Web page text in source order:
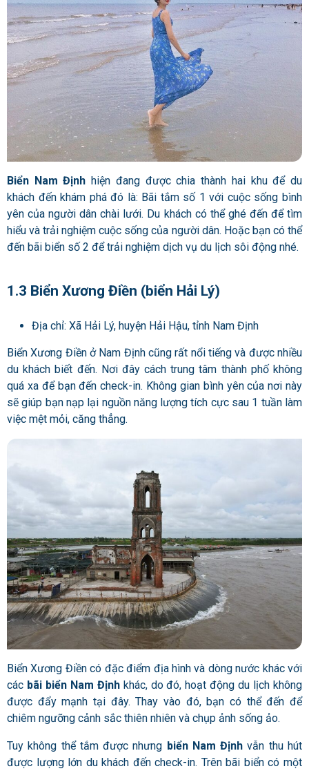
Biển Nam Định hiện đang được chia thành hai khu để du
khách đến khám phá đó là: Bãi tắm số 1 với cuộc sống bình
yên của người dân chài lưới. Du khách có thể ghé đến để tìm
hiểu và trải nghiệm cuộc sống của người dân. Hoặc bạn có thể
đến bãi biển số 2 để trải nghiệm dịch vụ du lịch sôi động nhé.
1.3 Biển Xương Điền (biển Hải Lý)
Địa chỉ: Xã Hải Lý, huyện Hải Hậu, tỉnh Nam Định
Biển Xương Điền ở Nam Định cũng rất nổi tiếng và được nhiều
du khách biết đến. Nơi đây cách trung tâm thành phố không
quá xa để bạn đến check-in. Không gian bình yên của nơi này
sẽ giúp bạn nạp lại nguồn năng lượng tích cực sau 1 tuần làm
việc mệt mỏi, căng thẳng.
Biển Xương Điền có đặc điểm địa hình và dòng nước khác với
các bãi biển Nam Định khác, do đó, hoạt động du lịch không
được đẩy mạnh tại đây. Thay vào đó, bạn có thể đến để
chiêm ngưỡng cảnh sắc thiên nhiên và chụp ảnh sống ảo.
Tuy không thể tắm được nhưng biển Nam Định vẫn thu hút
được lượng lớn du khách đến check-in. Trên bãi biển có một